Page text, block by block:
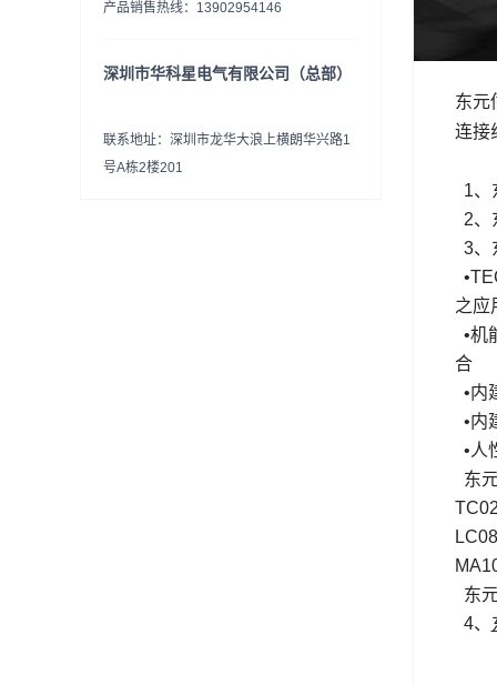
产品销售热线：13902954146
深圳市华科星电气有限公司（总部）
联系地址：深圳市龙华大浪上横朗华兴路1
号A栋2楼201
东元
连接
1、
2、
3、
之应
•机
合
•内
•内
•人
东
东
4、